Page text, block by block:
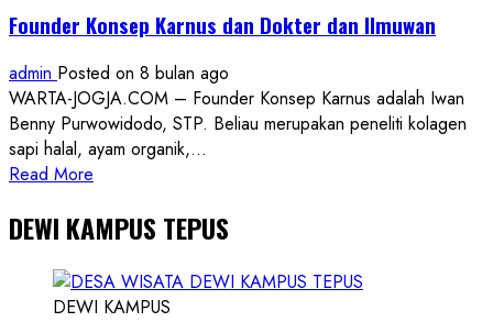
Teritorial
Berbagi
Takjil
2.000
Bakso3
Founder Konsep Karnus dan Dokter dan Ilmuwan
admin Posted on 8 bulan ago
WARTA-JOGJA.COM – Founder Konsep Karnus adalah Iwan
Benny Purwowidodo, STP. Beliau merupakan peneliti kolagen
sapi halal, ayam organik,...
Read More
about
Konsep
Karnus
DEWI KAMPUS TEPUS
DEWI KAMPUS